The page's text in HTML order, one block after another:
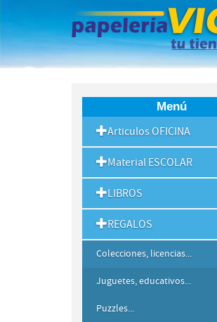
Menú
Articulos OFICINA
Material ESCOLAR
LIBROS
REGALOS
Colecciones, licencias...
Juguetes, educativos...
Puzzles...